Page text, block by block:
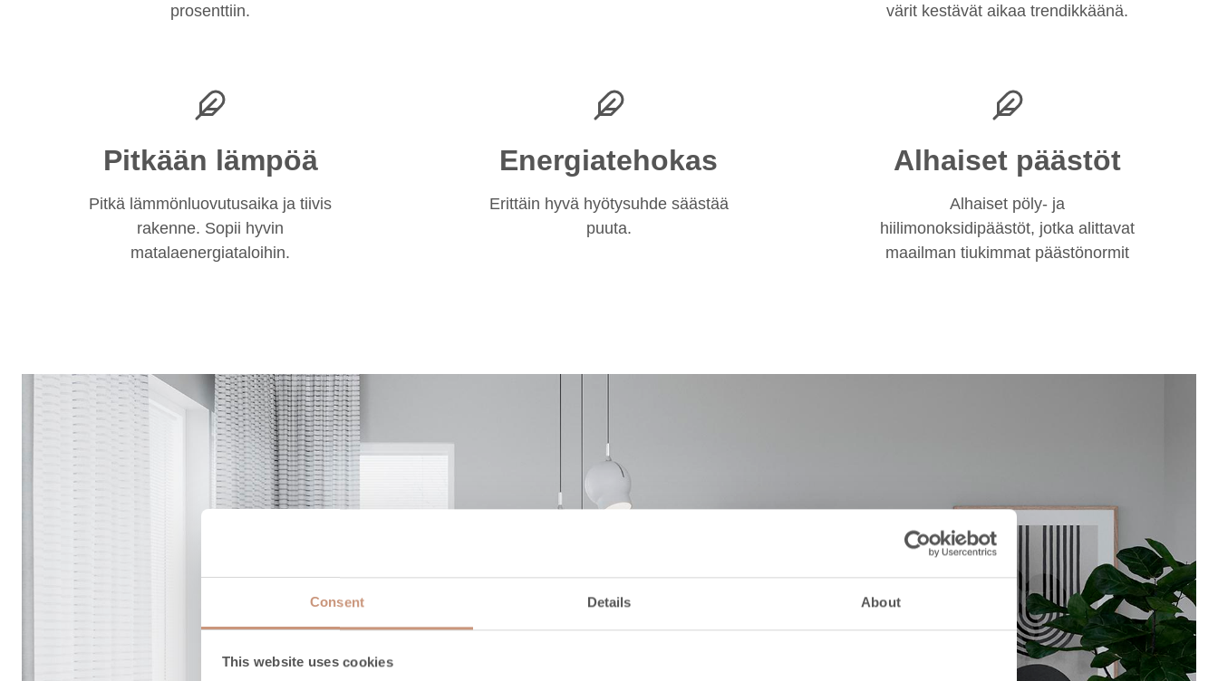
Consent Details About
This website uses cookies
prosenttiin.
värit kestävät aikaa trendikkäänä.
Pitkään lämpöä
Pitkä lämmönluovutusaika ja tiivis
rakenne. Sopii hyvin
matalaenergiataloihin.
Energiatehokas
Erittäin hyvä hyötysuhde säästää
puuta.
Alhaiset päästöt
Alhaiset pöly- ja
hiilimonoksidipäästöt, jotka alittavat
maailman tiukimmat päästönormit